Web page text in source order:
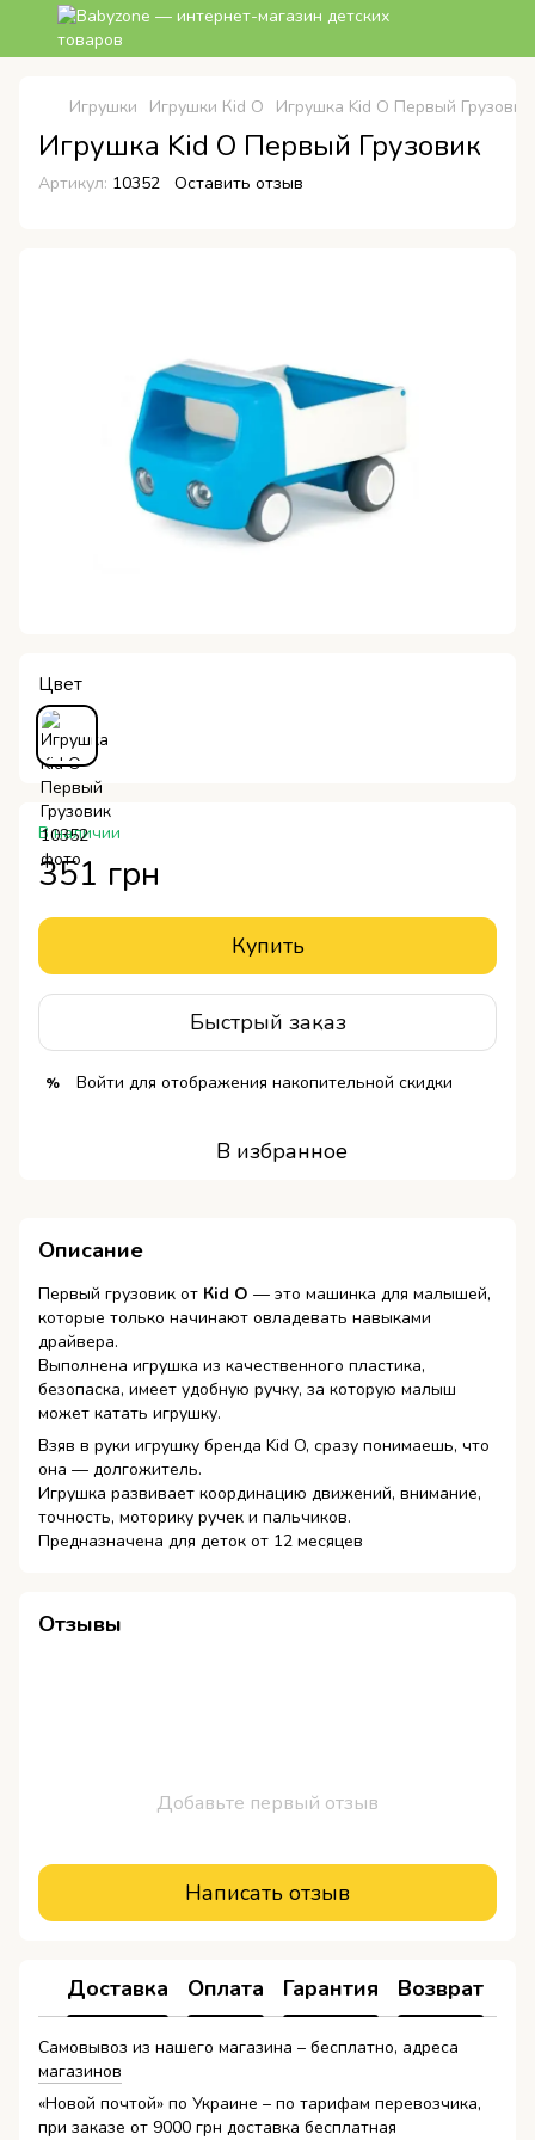
Игрушки Игрушки Кid O Игрушка Kid O Первый Грузовик
Игрушка Kid O Первый Грузовик
Артикул: 10352 Оставить отзыв
Цвет
В наличии
351 грн
Купить
Быстрый заказ
% Войти для отображения накопительной скидки
В избранное
Описание
Первый грузовик от Кid O — это машинка для малышей,
которые только начинают овладевать навыками
драйвера.
Выполнена игрушка из качественного пластика,
безопаска, имеет удобную ручку, за которую малыш
может катать игрушку.
Взяв в руки игрушку бренда Kid O, сразу понимаешь, что
она — долгожитель.
Игрушка развивает координацию движений, внимание,
точность, моторику ручек и пальчиков.
Предназначена для деток от 12 месяцев
Отзывы
Добавьте первый отзыв
Написать отзыв
Доставка Оплата Гарантия Возврат
Самовывоз из нашего магазина – бесплатно, адреса
магазинов
«Новой почтой» по Украине – по тарифам перевозчика,
при заказе от 9000 грн доставка бесплатная